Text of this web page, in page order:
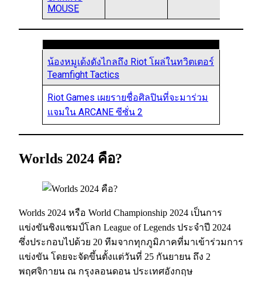
MOUSE
น้องหมูเด้งดังไกลถึง Riot โผล่ในทวิตเตอร์
Teamfight Tactics
Riot Games เผยรายชื่อศิลปินที่จะมาร่วม
แจมใน ARCANE ซีซั่น 2
Worlds 2024 คือ?
Worlds 2024 หรือ World Championship 2024 เป็นการ
แข่งขันชิงแชมป์โลก League of Legends ประจำปี 2024
ซึ่งประกอบไปด้วย 20 ทีมจากทุกภูมิภาคที่มาเข้าร่วมการ
แข่งขัน โดยจะจัดขึ้นตั้งแต่วันที่ 25 กันยายน ถึง 2
พฤศจิกายน ณ กรุงลอนดอน ประเทศอังกฤษ